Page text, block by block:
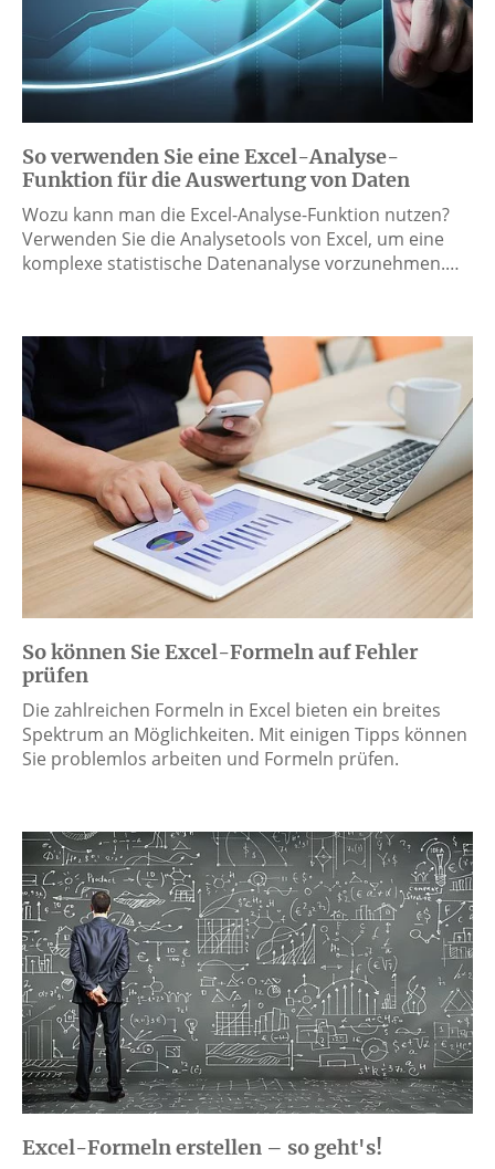
So verwenden Sie eine Excel-Analyse-
Funktion für die Auswertung von Daten
Wozu kann man die Excel-Analyse-Funktion nutzen?
Verwenden Sie die Analysetools von Excel, um eine
komplexe statistische Datenanalyse vorzunehmen.…
So können Sie Excel-Formeln auf Fehler
prüfen
Die zahlreichen Formeln in Excel bieten ein breites
Spektrum an Möglichkeiten. Mit einigen Tipps können
Sie problemlos arbeiten und Formeln prüfen.
Excel-Formeln erstellen – so geht's!